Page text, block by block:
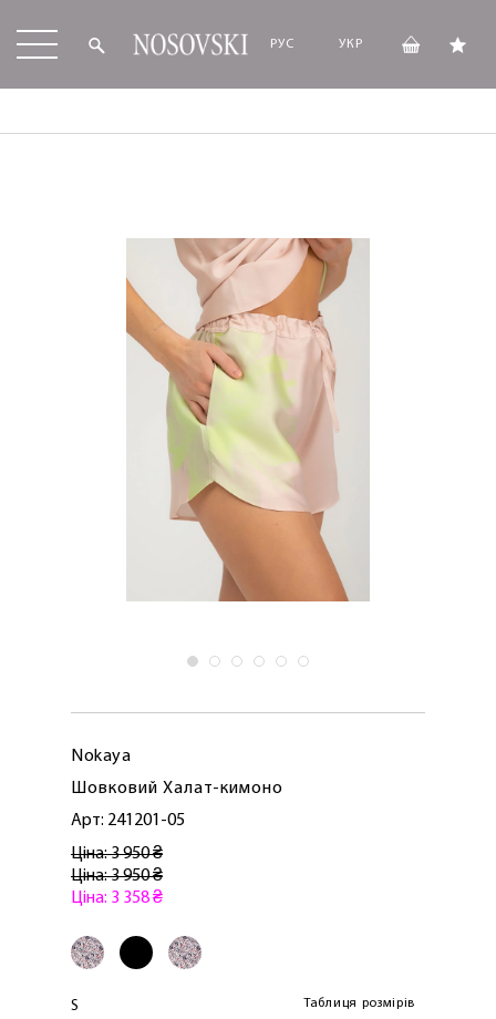
РУС УКР
Nokaya
Шовковий Халат-кимоно
Арт: 241201-05
Ціна: 3 950 ₴
Ціна: 3 950 ₴
Ціна: 3 358 ₴
S Таблиця розмірів